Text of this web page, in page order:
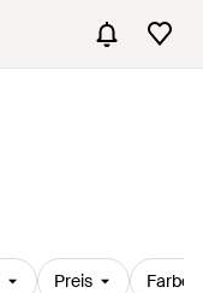
Preis Farbe